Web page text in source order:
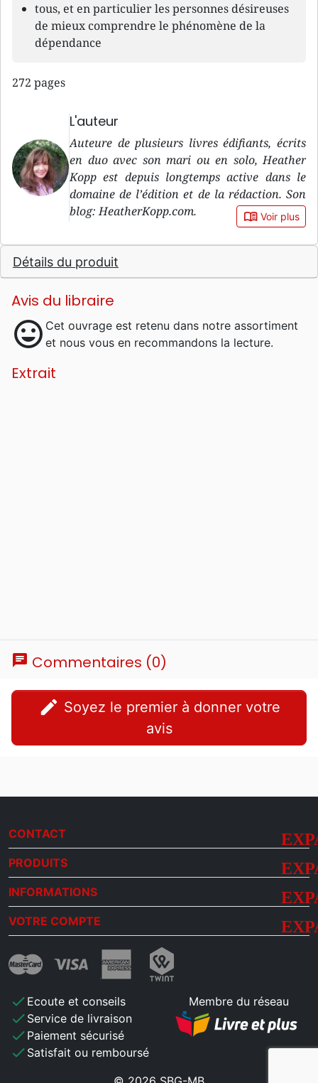
tous, et en particulier les personnes désireuses
de mieux comprendre le phénomène de la
dépendance
272 pages
L'auteur
Auteure de plusieurs livres édifiants, écrits
en duo avec son mari ou en solo, Heather
Kopp est depuis longtemps active dans le
domaine de l’édition et de la rédaction. Son
blog: HeatherKopp.com.
book_open Voir plus
Détails du produit
Avis du libraire
mood Cet ouvrage est retenu dans notre assortiment
et nous vous en recommandons la lecture.
Extrait
chat Commentaires (0)
edit
avis
CONTACT
PRODUITS
INFORMATIONS
VOTRE COMPTE
check Ecoute et conseils
check Service de livraison
check Paiement sécurisé
check Satisfait ou remboursé
Membre du réseau